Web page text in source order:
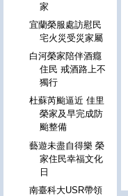
家
宜蘭榮服處訪慰民
宅火災受災家屬
白河榮家陪伴酒癮
住民 戒酒路上不
獨行
杜蘇芮颱逼近 佳里
榮家及早完成防
颱整備
藝遊未盡自得樂 榮
家住民幸福文化
日
南臺科大USR帶領